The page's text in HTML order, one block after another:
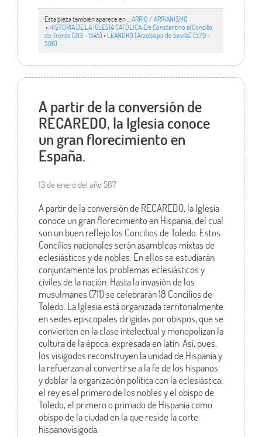
Esta pieza también aparece en ... ARRIO / ARRIANISMO
• HISTORIA DE LA IGLESIA CATÓLICA. De Constantino al Concilio
de Trento (313 - 1545)• LEANDRO (Arzobispo de Sevilla) (579 -
596)
A partir de la conversión de
RECAREDO, la Iglesia conoce
un gran florecimiento en
España.
13 de enero del año 587
A partir de la conversión de RECAREDO, la Iglesia
conoce un gran florecimiento en Hispania, del cual
son un buen reflejo los Concilios de Toledo. Estos
Concilios nacionales serán asambleas mixtas de
eclesiásticos y de nobles. En ellos se estudiarán
conjuntamente los problemas eclesiásticos y
civiles de la nación. Hasta la invasión de los
musulmanes (711) se celebrarán 18 Concilios de
Toledo. La Iglesia está organizada territorialmente
en sedes episcopales dirigidas por obispos, que se
convierten en la clase intelectual y monopolizan la
cultura de la época, expresada en latín. Así, pues,
los visigodos reconstruyen la unidad de Hispania y
la refuerzan al convertirse a la fe de los hispanos
y doblar la organización política con la eclesiástica:
el rey es el primero de los nobles y el obispo de
Toledo, el primero o primado de Hispania como
obispo de la ciudad en la que reside la corte
hispanovisigoda.